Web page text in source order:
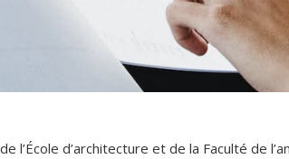
d’architecture et de la Faculté de